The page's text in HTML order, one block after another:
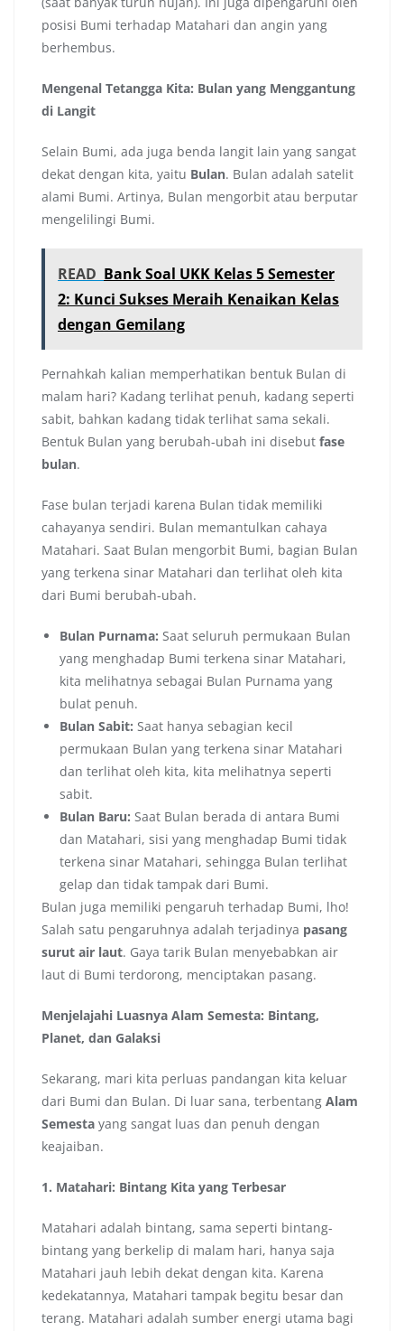
posisi Bumi terhadap Matahari dan angin yang
berhembus.
Mengenal Tetangga Kita: Bulan yang Menggantung
di Langit
Selain Bumi, ada juga benda langit lain yang sangat
dekat dengan kita, yaitu Bulan. Bulan adalah satelit
alami Bumi. Artinya, Bulan mengorbit atau berputar
mengelilingi Bumi.
READ Bank Soal UKK Kelas 5 Semester
2: Kunci Sukses Meraih Kenaikan Kelas
dengan Gemilang
Pernahkah kalian memperhatikan bentuk Bulan di
malam hari? Kadang terlihat penuh, kadang seperti
sabit, bahkan kadang tidak terlihat sama sekali.
Bentuk Bulan yang berubah-ubah ini disebut fase
bulan.
Fase bulan terjadi karena Bulan tidak memiliki
cahayanya sendiri. Bulan memantulkan cahaya
Matahari. Saat Bulan mengorbit Bumi, bagian Bulan
yang terkena sinar Matahari dan terlihat oleh kita
dari Bumi berubah-ubah.
Bulan Purnama: Saat seluruh permukaan Bulan
yang menghadap Bumi terkena sinar Matahari,
kita melihatnya sebagai Bulan Purnama yang
bulat penuh.
Bulan Sabit: Saat hanya sebagian kecil
permukaan Bulan yang terkena sinar Matahari
dan terlihat oleh kita, kita melihatnya seperti
sabit.
Bulan Baru: Saat Bulan berada di antara Bumi
dan Matahari, sisi yang menghadap Bumi tidak
terkena sinar Matahari, sehingga Bulan terlihat
gelap dan tidak tampak dari Bumi.
Bulan juga memiliki pengaruh terhadap Bumi, lho!
Salah satu pengaruhnya adalah terjadinya pasang
surut air laut. Gaya tarik Bulan menyebabkan air
laut di Bumi terdorong, menciptakan pasang.
Menjelajahi Luasnya Alam Semesta: Bintang,
Planet, dan Galaksi
Sekarang, mari kita perluas pandangan kita keluar
dari Bumi dan Bulan. Di luar sana, terbentang Alam
Semesta yang sangat luas dan penuh dengan
keajaiban.
1. Matahari: Bintang Kita yang Terbesar
Matahari adalah bintang, sama seperti bintang-
bintang yang berkelip di malam hari, hanya saja
Matahari jauh lebih dekat dengan kita. Karena
kedekatannya, Matahari tampak begitu besar dan
terang. Matahari adalah sumber energi utama bagi